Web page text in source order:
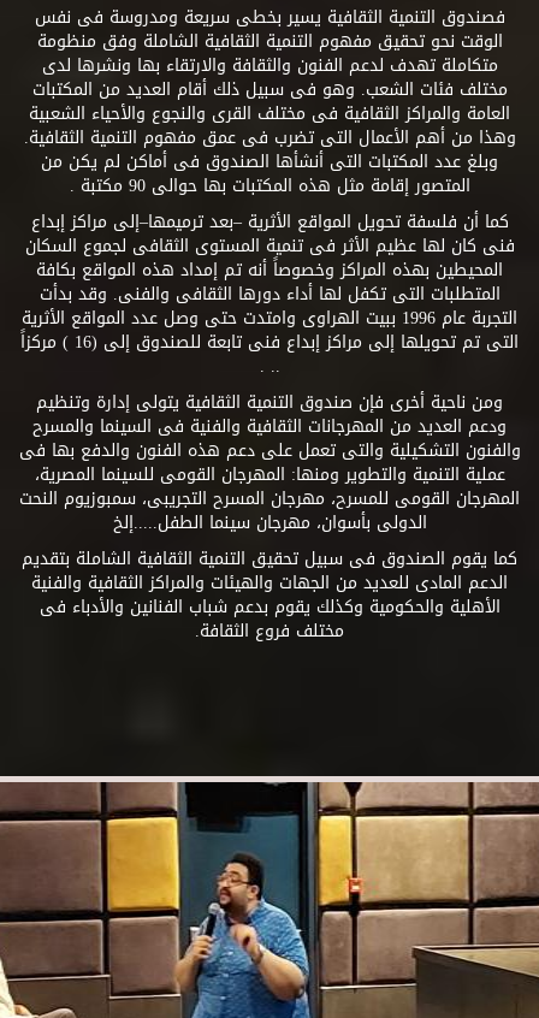
فصندوق التنمية الثقافية يسير بخطى سريعة ومدروسة فى نفس
الوقت نحو تحقيق مفهوم التنمية الثقافية الشاملة وفق منظومة
متكاملة تهدف لدعم الفنون والثقافة والارتقاء بها ونشرها لدى
مختلف فئات الشعب. وهو فى سبيل ذلك أقام العديد من المكتبات
العامة والمراكز الثقافية فى مختلف القرى والنجوع والأحياء الشعبية
وهذا من أهم الأعمال التى تضرب فى عمق مفهوم التنمية الثقافية.
وبلغ عدد المكتبات التى أنشأها الصندوق فى أماكن لم يكن من
المتصور إقامة مثل هذه المكتبات بها حوالى 90 مكتبة .
كما أن فلسفة تحويل المواقع الأثرية –بعد ترميمها–إلى مراكز إبداع
فنى كان لها عظيم الأثر فى تنمية المستوى الثقافى لجموع السكان
المحيطين بهذه المراكز وخصوصاً أنه تم إمداد هذه المواقع بكافة
المتطلبات التى تكفل لها أداء دورها الثقافى والفنى. وقد بدأت
التجربة عام 1996 ببيت الهراوى وامتدت حتى وصل عدد المواقع الأثرية
التى تم تحويلها إلى مراكز إبداع فنى تابعة للصندوق إلى (16 ) مركزاً
.. .
ومن ناحية أخرى فإن صندوق التنمية الثقافية يتولى إدارة وتنظيم
ودعم العديد من المهرجانات الثقافية والفنية فى السينما والمسرح
والفنون التشكيلية والتى تعمل على دعم هذه الفنون والدفع بها فى
عملية التنمية والتطوير ومنها: المهرجان القومى للسينما المصرية،
المهرجان القومى للمسرح، مهرجان المسرح التجريبى، سمبوزيوم النحت
الدولى بأسوان، مهرجان سينما الطفل.....إلخ
كما يقوم الصندوق فى سبيل تحقيق التنمية الثقافية الشاملة بتقديم
الدعم المادى للعديد من الجهات والهيئات والمراكز الثقافية والفنية
الأهلية والحكومية وكذلك يقوم بدعم شباب الفنانين والأدباء فى
مختلف فروع الثقافة.